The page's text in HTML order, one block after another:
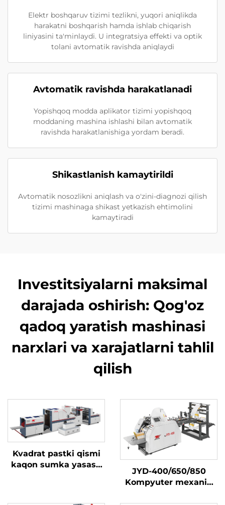
Elektr boshqaruv tizimi tezlikni, yuqori aniqlikda
harakatni boshqarish hamda ishlab chiqarish
liniyasini ta'minlaydi. U integratsiya effekti va optik
tolani avtomatik ravishda aniqlaydi
Avtomatik ravishda harakatlanadi
Yopishqoq modda aplikator tizimi yopishqoq
moddaning mashina ishlashi bilan avtomatik
ravishda harakatlanishiga yordam beradi.
Shikastlanish kamaytirildi
Avtomatik nosozlikni aniqlash va o'zini-diagnozi qilish
tizimi mashinaga shikast yetkazish ehtimolini
kamaytiradi
Investitsiyalarni maksimal
darajada oshirish: Qog'oz
qadoq yaratish mashinasi
narxlari va xarajatlarni tahlil
qilish
Kvadrat pastki qismi
kaqon sumka yasash
JYD-400/650/850
Kompyuter mexanik